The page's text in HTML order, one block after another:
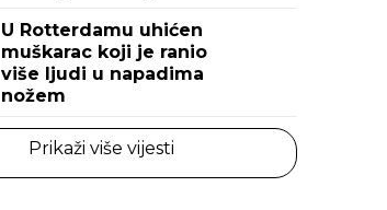
U Rotterdamu uhićen
muškarac koji je ranio
više ljudi u napadima
nožem
Prikaži više vijesti